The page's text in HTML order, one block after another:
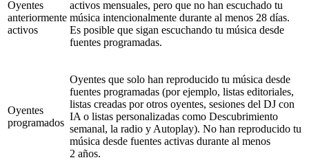
Oyentes
anteriormente
activos
activos mensuales, pero que no han escuchado tu
música intencionalmente durante al menos 28 días.
Es posible que sigan escuchando tu música desde
fuentes programadas.
Oyentes
programados
Oyentes que solo han reproducido tu música desde
fuentes programadas (por ejemplo, listas editoriales,
listas creadas por otros oyentes, sesiones del DJ con
IA o listas personalizadas como Descubrimiento
semanal, la radio y Autoplay). No han reproducido tu
música desde fuentes activas durante al menos
2 años.